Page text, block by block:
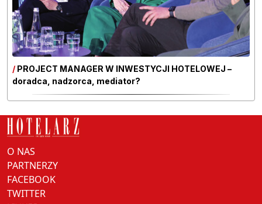
/ PROJECT MANAGER W INWESTYCJI HOTELOWEJ –
doradca, nadzorca, mediator?
O NAS
PARTNERZY
FACEBOOK
TWITTER